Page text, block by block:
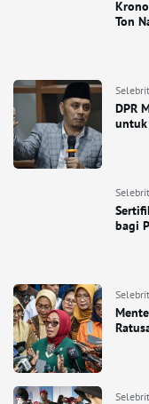
Ton
DPR
untuk
bagi